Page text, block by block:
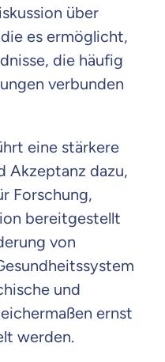
über
es ermöglicht,
die häufig
verbunden
eine stärkere
Akzeptanz dazu,
Forschung,
bereitgestellt
von
und
ernst
werden.